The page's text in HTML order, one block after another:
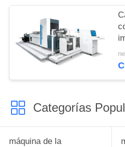
PRIVACY
POLICY
×
Categorías
máquina de la